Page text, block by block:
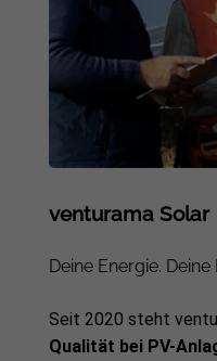
venturama Solar
Deine Energie. Deine
Seit 2020 steht
Qualität bei PV-